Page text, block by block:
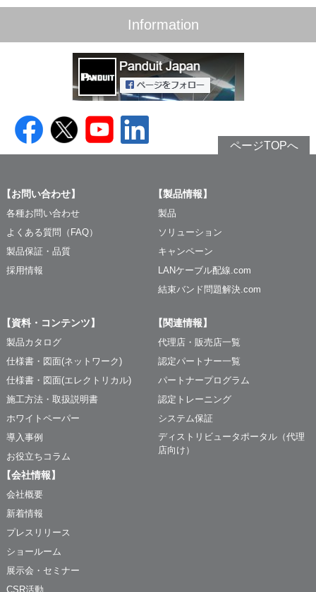
Information
ページTOPへ
【お問い合わせ】
各種お問い合わせ
よくある質問（FAQ）
製品保証・品質
採用情報
【製品情報】
製品
ソリューション
キャンペーン
LANケーブル配線.com
結束バンド問題解決.com
【資料・コンテンツ】
製品カタログ
仕様書・図面(ネットワーク)
仕様書・図面(エレクトリカル)
施工方法・取扱説明書
ホワイトペーパー
導入事例
お役立ちコラム
【関連情報】
代理店・販売店一覧
認定パートナー一覧
パートナープログラム
認定トレーニング
システム保証
ディストリビュータポータル（代理
店向け）
【会社情報】
会社概要
新着情報
プレスリリース
ショールーム
展示会・セミナー
CSR活動